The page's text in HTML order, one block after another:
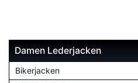
Damen Lederjacken
Bikerjacken